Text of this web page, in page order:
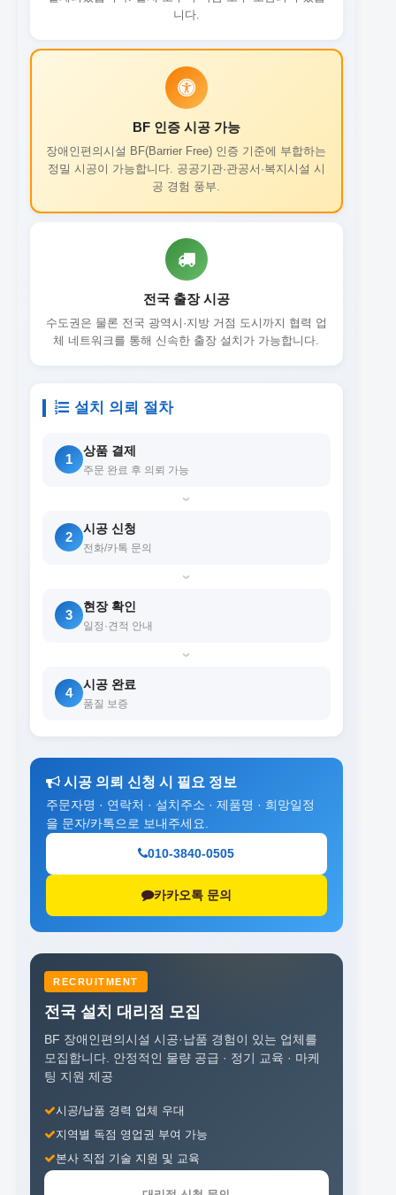
니다.
BF 인증 시공 가능
장애인편의시설 BF(Barrier Free) 인증 기준에 부합하는
정밀 시공이 가능합니다. 공공기관·관공서·복지시설 시
공 경험 풍부.
전국 출장 시공
수도권은 물론 전국 광역시·지방 거점 도시까지 협력 업
체 네트워크를 통해 신속한 출장 설치가 가능합니다.
설치 의뢰 절차
1
상품 결제
주문 완료 후 의뢰 가능
›
2
시공 신청
전화/카톡 문의
›
3
현장 확인
일정·견적 안내
›
4
시공 완료
품질 보증
시공 의뢰 신청 시 필요 정보
주문자명 · 연락처 · 설치주소 · 제품명 · 희망일정
을 문자/카톡으로 보내주세요.
010-3840-0505
카카오톡 문의
RECRUITMENT
전국 설치 대리점 모집
BF 장애인편의시설 시공·납품 경험이 있는 업체를
모집합니다. 안정적인 물량 공급 · 정기 교육 · 마케
팅 지원 제공
시공/납품 경력 업체 우대
지역별 독점 영업권 부여 가능
본사 직접 기술 지원 및 교육